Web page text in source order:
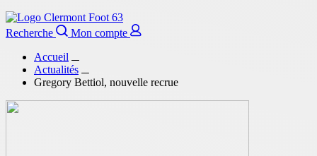
Recherche
Mon compte
Accueil
Actualités
Gregory Bettiol, nouvelle recrue